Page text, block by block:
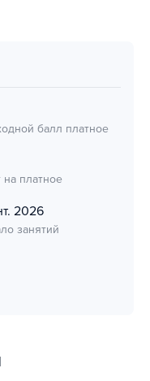
балл платное
на платное
2026
занятий